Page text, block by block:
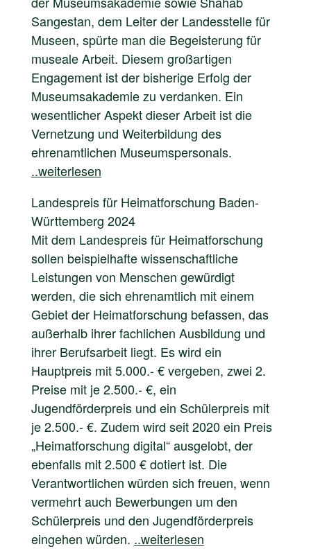
Sangestan, dem Leiter der Landesstelle für
Museen, spürte man die Begeisterung für
museale Arbeit. Diesem großartigen
Engagement ist der bisherige Erfolg der
Museumsakademie zu verdanken. Ein
wesentlicher Aspekt dieser Arbeit ist die
Vernetzung und Weiterbildung des
ehrenamtlichen Museumspersonals.
..weiterlesen
Landespreis für Heimatforschung Baden-
Württemberg 2024
Mit dem Landespreis für Heimatforschung
sollen beispielhafte wissenschaftliche
Leistungen von Menschen gewürdigt
werden, die sich ehrenamtlich mit einem
Gebiet der Heimatforschung befassen, das
außerhalb ihrer fachlichen Ausbildung und
ihrer Berufsarbeit liegt. Es wird ein
Hauptpreis mit 5.000.- € vergeben, zwei 2.
Preise mit je 2.500.- €, ein
Jugendförderpreis und ein Schülerpreis mit
je 2.500.- €. Zudem wird seit 2020 ein Preis
„Heimatforschung digital“ ausgelobt, der
ebenfalls mit 2.500 € dotiert ist. Die
Verantwortlichen würden sich freuen, wenn
vermehrt auch Bewerbungen um den
Schülerpreis und den Jugendförderpreis
eingehen würden. ..weiterlesen